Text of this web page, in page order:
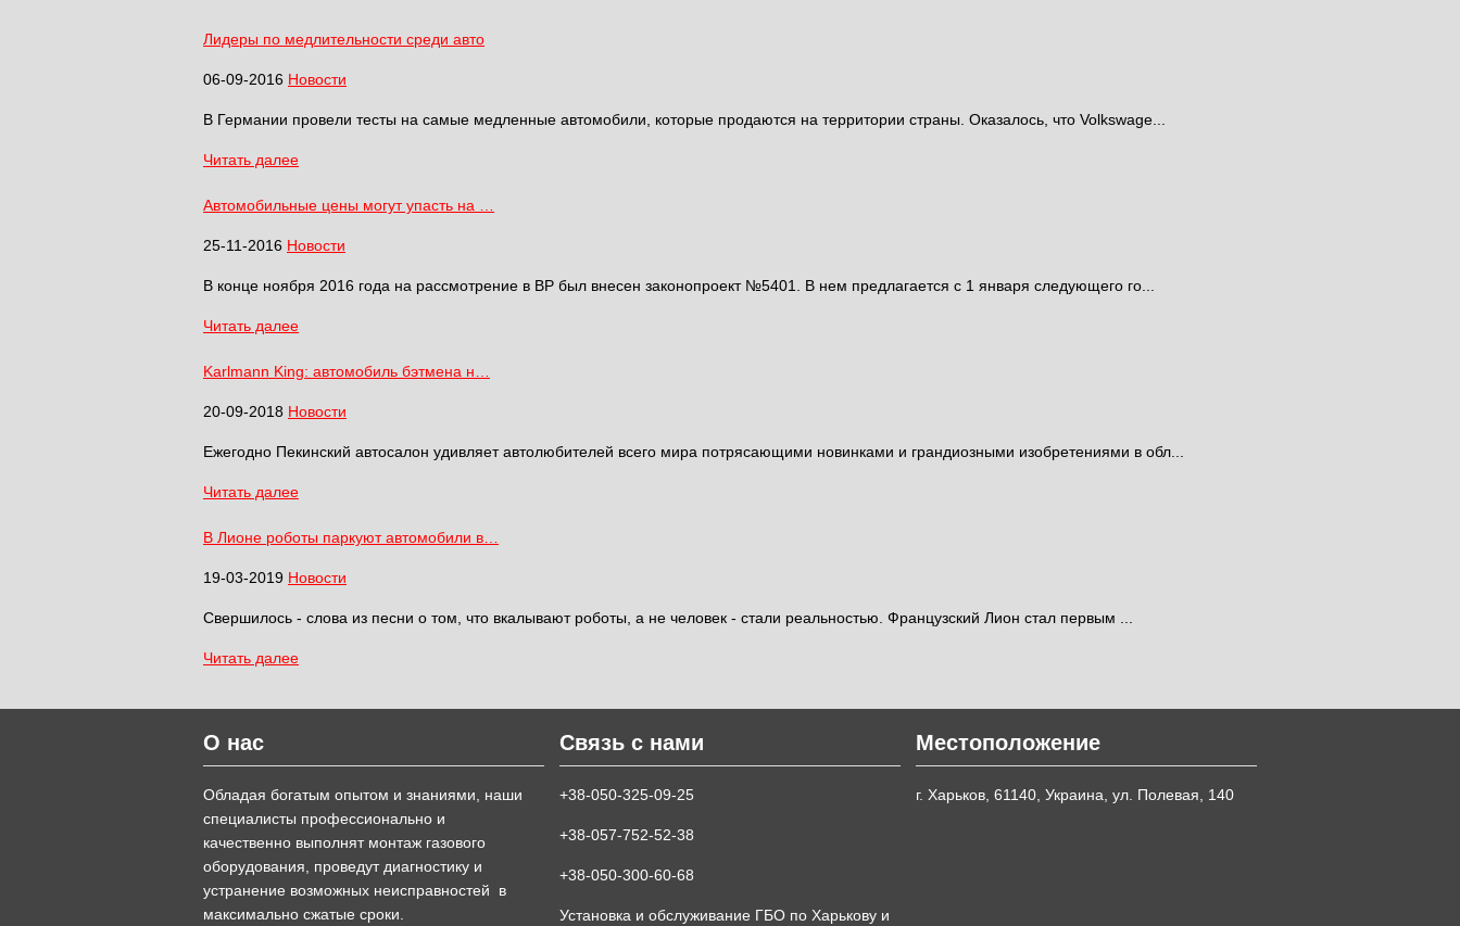
Лидеры по медлительности среди авто
06-09-2016 Новости
В Германии провели тесты на самые медленные автомобили, которые продаются на территории страны. Оказалось, что Volkswage...
Читать далее
Автомобильные цены могут упасть на …
25-11-2016 Новости
В конце ноября 2016 года на рассмотрение в ВР был внесен законопроект №5401. В нем предлагается с 1 января следующего го...
Читать далее
Karlmann King: автомобиль бэтмена н…
20-09-2018 Новости
Ежегодно Пекинский автосалон удивляет автолюбителей всего мира потрясающими новинками и грандиозными изобретениями в обл...
Читать далее
В Лионе роботы паркуют автомобили в…
19-03-2019 Новости
Свершилось - слова из песни о том, что вкалывают роботы, а не человек - стали реальностью. Французский Лион стал первым ...
Читать далее
О нас
Обладая богатым опытом и знаниями, наши
специалисты профессионально и
качественно выполнят монтаж газового
оборудования, проведут диагностику и
устранение возможных неисправностей в
максимально сжатые сроки.
Связь с нами
+38-050-325-09-25
+38-057-752-52-38
+38-050-300-60-68
Установка и обслуживание ГБО по Харькову и
Местоположение
г. Харьков, 61140, Украина, ул. Полевая, 140